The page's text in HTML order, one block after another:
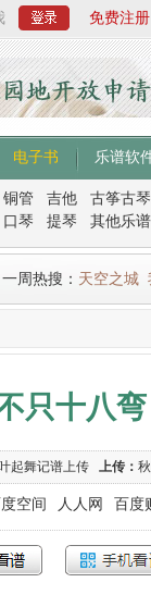
免费注册
电子书 乐谱软
铜管 吉他
古筝古琴
口琴 提琴 其他乐谱
一周热搜： 天空之城
只十八弯
起舞记谱上传 上传：
空间 人人网 百度